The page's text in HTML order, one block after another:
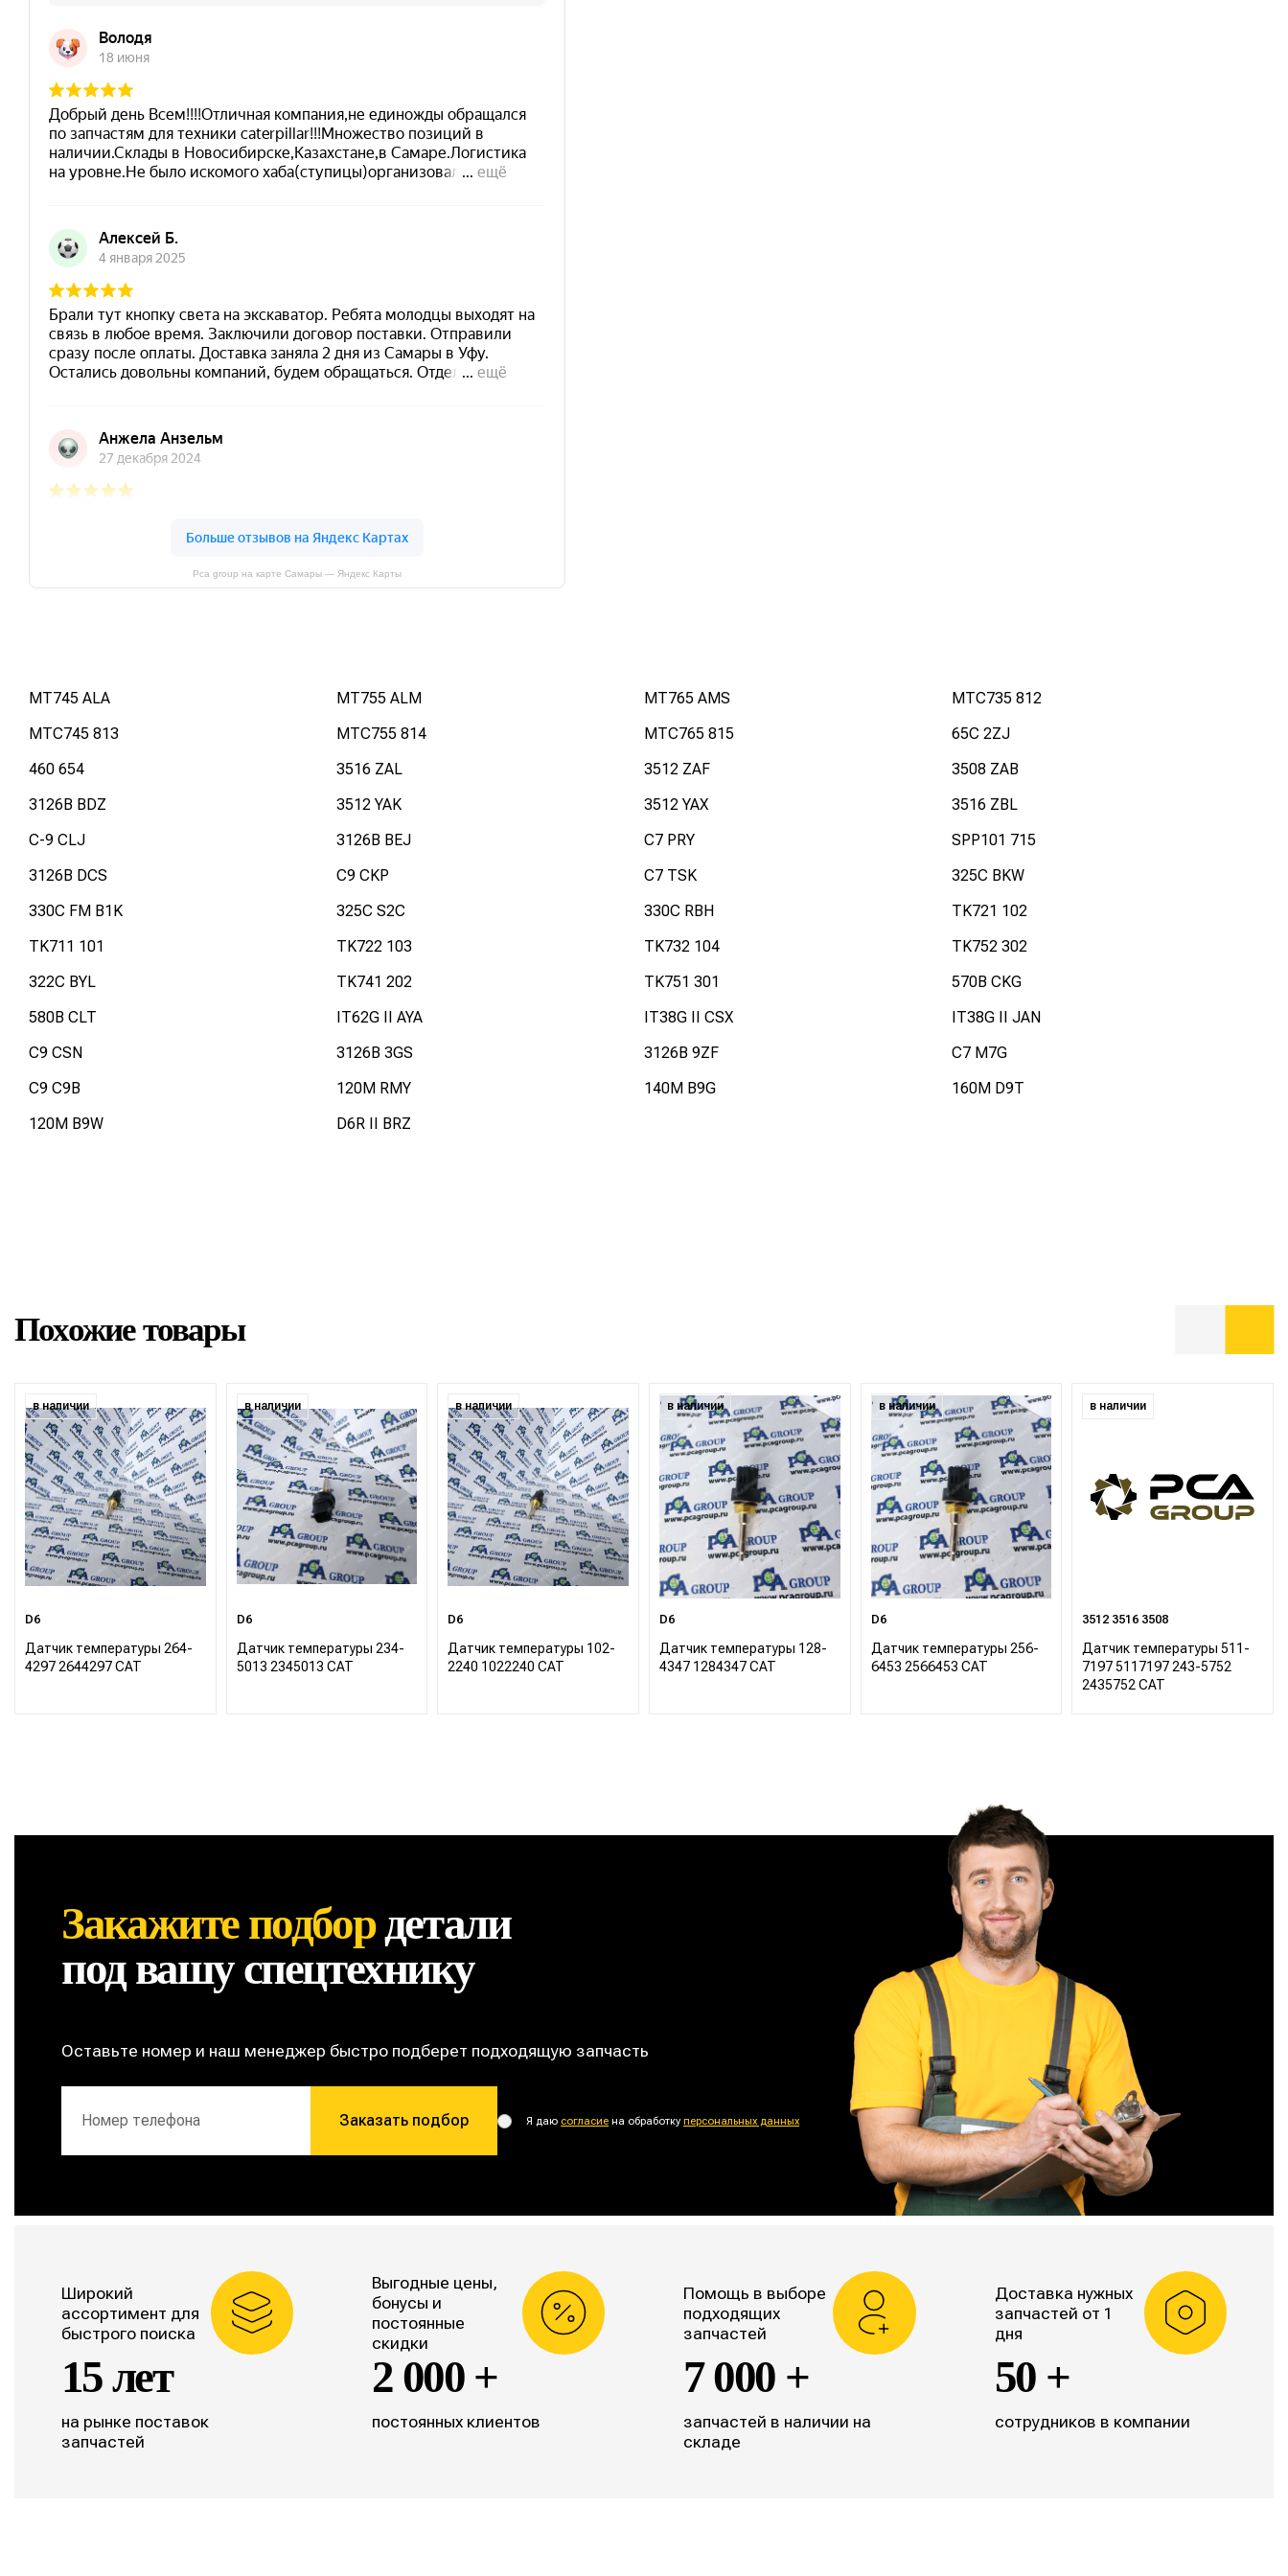
Pca group на карте Самары — Яндекс Карты
MT745 ALA MT755 ALM MT765 AMS
MTC735 812
MTC745 813
MTC755 814 MTC765 815
65C 2ZJ
460 654
3516 ZAL 3512 ZAF
3508 ZAB
3126B BDZ
3512 YAK 3512 YAX
3516 ZBL
C-9 CLJ
3126B BEJ C7 PRY
SPP101 715
3126B DCS
C9 CKP C7 TSK
325C BKW
330C FM B1K
325C S2C 330C RBH
TK721 102
TK711 101
TK722 103 TK732 104
TK752 302
322C BYL
TK741 202 TK751 301
570B CKG
580B CLT
IT62G II AYA IT38G II CSX
IT38G II JAN
C9 CSN
3126B 3GS 3126B 9ZF
C7 M7G
C9 C9B
120M RMY 140M B9G
160M D9T
120M B9W
D6R II BRZ
Похожие товары
в наличии
D6
Датчик температуры 264-
4297 2644297 CAT
в наличии
D6
Датчик температуры 234-
5013 2345013 CAT
в наличии
D6
Датчик температуры 102-
2240 1022240 CAT
в наличии
D6
Датчик температуры 128-
4347 1284347 CAT
в наличии
D6
Датчик температуры 256-
6453 2566453 CAT
в наличии
3512 3516 3508
Датчик температуры 511-
7197 5117197 243-5752
2435752 CAT
Закажите подбордетали
под вашу спецтехнику
Оставьте номер и наш менеджер быстро подберет подходящую запчасть
Заказать подбор Я даю согласие на обработкуперсональных данных
Широкий
ассортимент для
быстрого поиска
15 лет
на рынке поставок
запчастей
Выгодные цены,
бонусы и
постоянные
скидки
2 000 +
постоянных клиентов
Помощь в выборе
подходящих
запчастей
7 000 +
запчастей в наличии на
складе
Доставка нужных
запчастей от 1
дня
50 +
сотрудников в компании